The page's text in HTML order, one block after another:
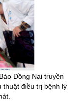
Đồng Nai truyền
thuật điều trị bệnh lý